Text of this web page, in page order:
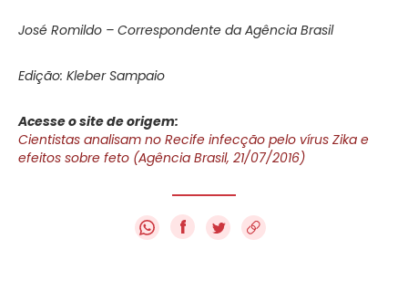
José Romildo – Correspondente da Agência Brasil
Edição: Kleber Sampaio
Acesse o site de origem:
Cientistas analisam no Recife infecção pelo vírus Zika e
efeitos sobre feto (Agência Brasil, 21/07/2016)
f